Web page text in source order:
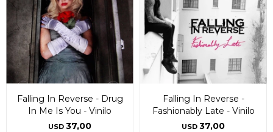
Falling In Reverse - Drug
In Me Is You - Vinilo
USD 37,00
Falling In Reverse -
Fashionably Late - Vinilo
USD 37,00